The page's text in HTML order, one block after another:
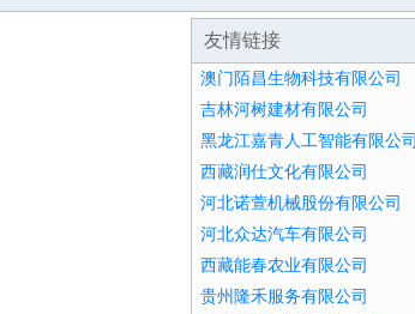
友情链接
澳门陌昌生物科技有限公司
吉林河树建材有限公司
黑龙江嘉青人工智能有限公司
西藏润仕文化有限公司
河北诺萱机械股份有限公司
河北众达汽车有限公司
西藏能春农业有限公司
贵州隆禾服务有限公司